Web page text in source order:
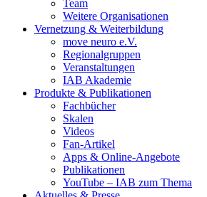
Team
Weitere Organisationen
Vernetzung & Weiterbildung
move neuro e.V.
Regionalgruppen
Veranstaltungen
IAB Akademie
Produkte & Publikationen
Fachbücher
Skalen
Videos
Fan-Artikel
Apps & Online-Angebote
Publikationen
YouTube – IAB zum Thema